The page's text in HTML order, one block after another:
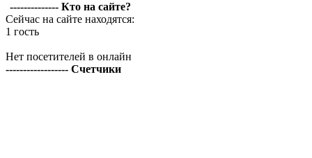
-------------- Кто на сайте?
Сейчас на сайте находятся:
1 гость
Нет посетителей в онлайн
------------------ Счетчики